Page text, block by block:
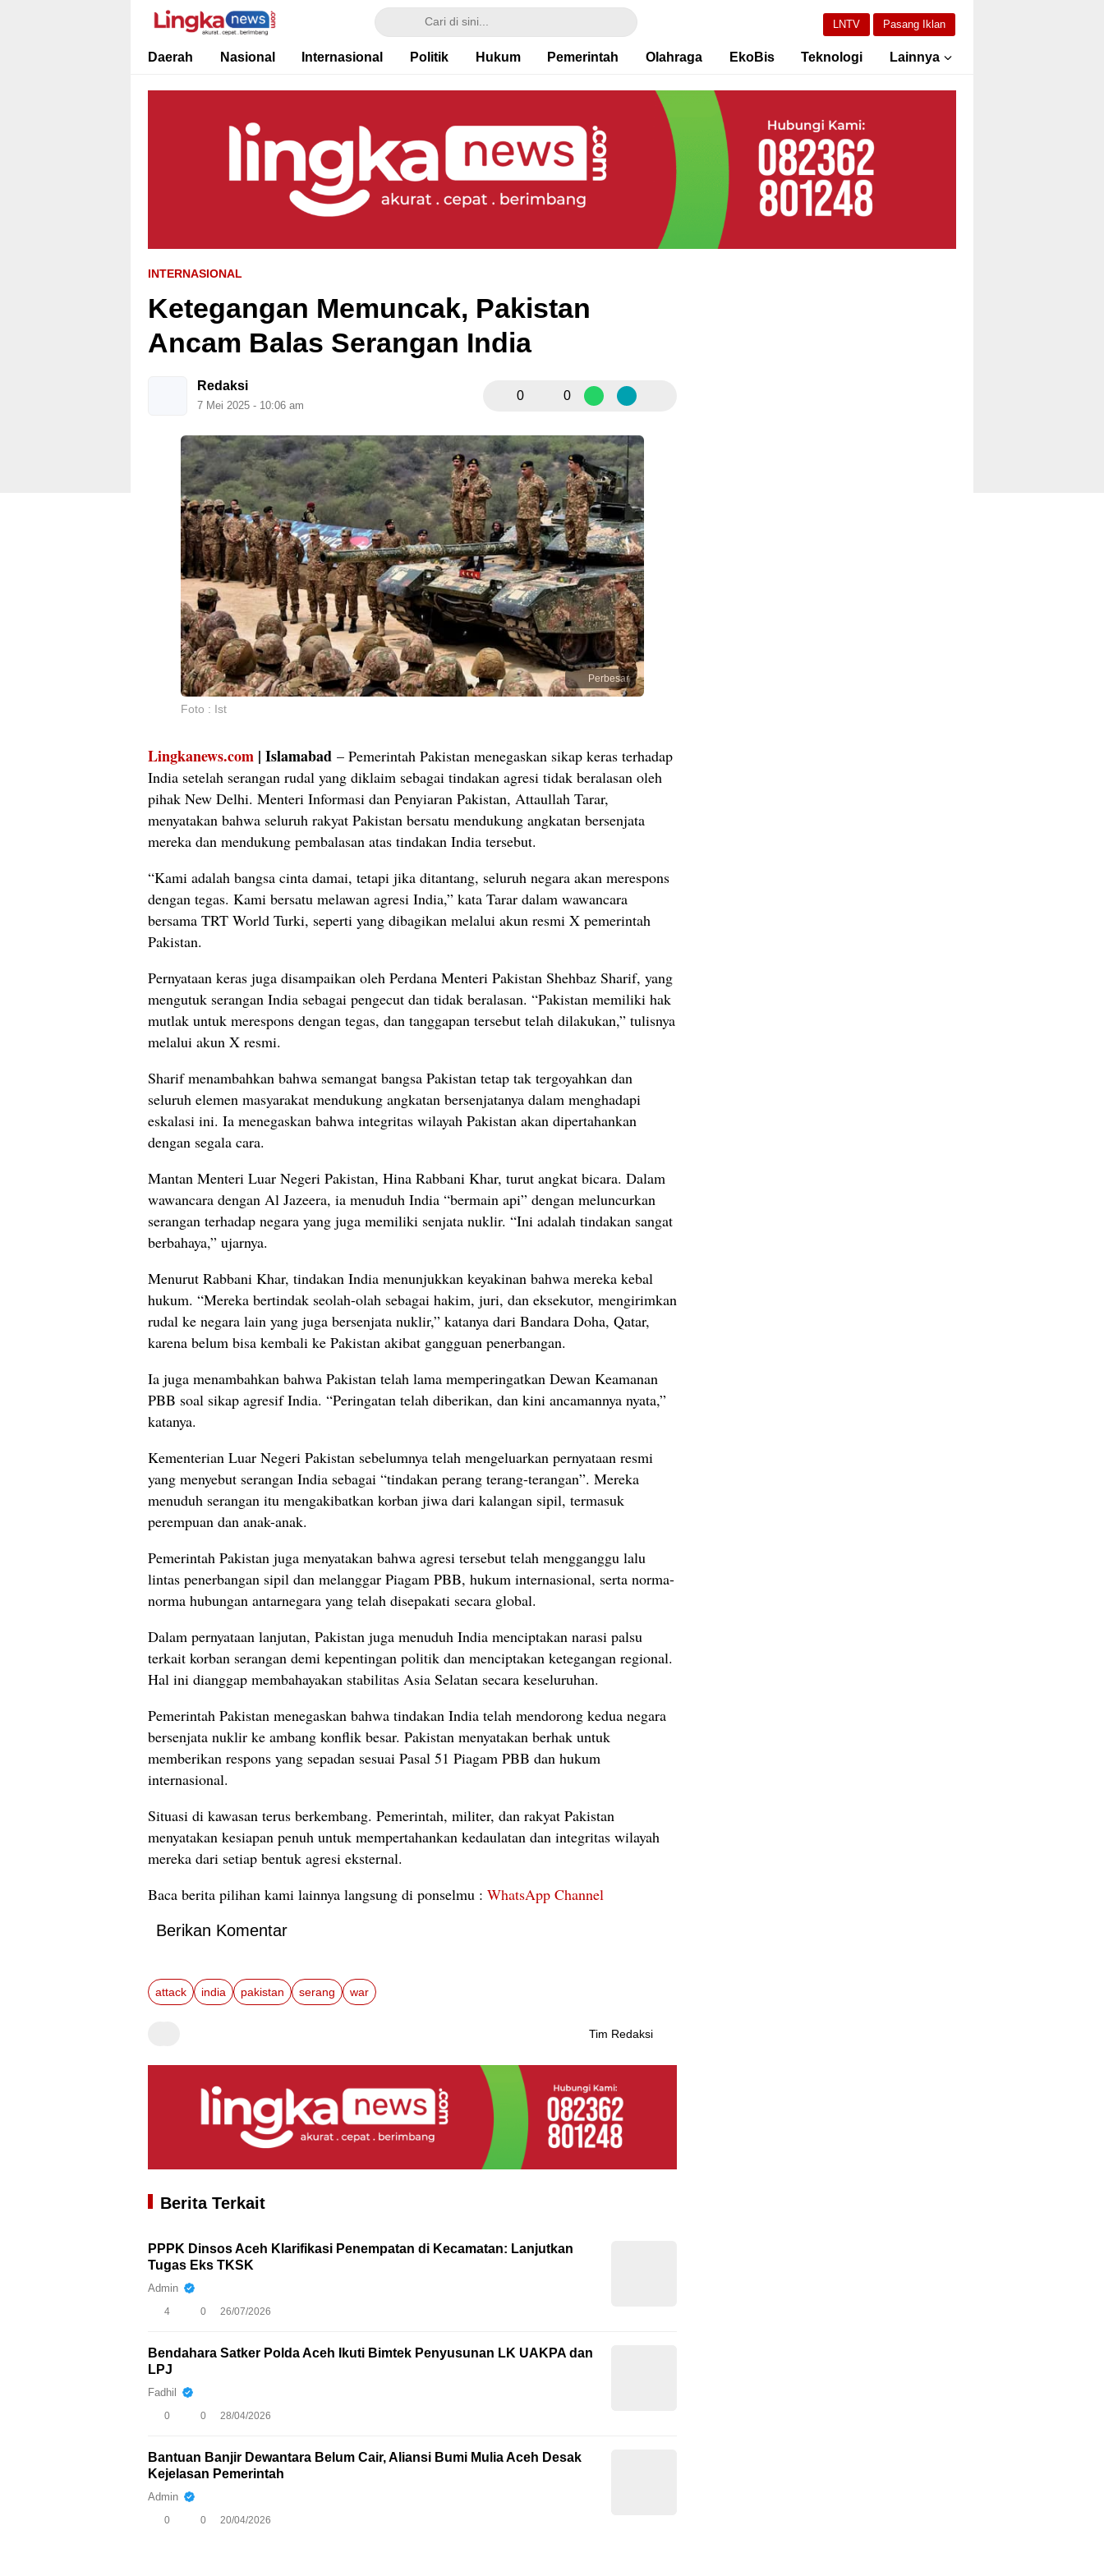
Lingkanews
Akurat. Cepat & Berimbang
LNTV Pasang Iklan
Daerah Nasional Internasional Politik Hukum Pemerintah Olahraga EkoBis Teknologi Lainnya
INTERNASIONAL
Ketegangan Memuncak, Pakistan
Ancam Balas Serangan India
Redaksi
7 Mei 2025 - 10:06 am
0 0
Perbesar
Foto : Ist
Lingkanews.com | Islamabad – Pemerintah Pakistan menegaskan sikap keras terhadap
India setelah serangan rudal yang diklaim sebagai tindakan agresi tidak beralasan oleh
pihak New Delhi. Menteri Informasi dan Penyiaran Pakistan, Attaullah Tarar,
menyatakan bahwa seluruh rakyat Pakistan bersatu mendukung angkatan bersenjata
mereka dan mendukung pembalasan atas tindakan India tersebut.
“Kami adalah bangsa cinta damai, tetapi jika ditantang, seluruh negara akan merespons
dengan tegas. Kami bersatu melawan agresi India,” kata Tarar dalam wawancara
bersama TRT World Turki, seperti yang dibagikan melalui akun resmi X pemerintah
Pakistan.
Pernyataan keras juga disampaikan oleh Perdana Menteri Pakistan Shehbaz Sharif, yang
mengutuk serangan India sebagai pengecut dan tidak beralasan. “Pakistan memiliki hak
mutlak untuk merespons dengan tegas, dan tanggapan tersebut telah dilakukan,” tulisnya
melalui akun X resmi.
Sharifmenambahkan bahwa semangat bangsa Pakistan tetap tak tergoyahkan dan
seluruh elemen masyarakat mendukung angkatan bersenjatanya dalam menghadapi
eskalasi ini. Ia menegaskan bahwa integritas wilayah Pakistan akan dipertahankan
dengan segala cara.
Mantan Menteri Luar Negeri Pakistan, Hina Rabbani Khar, turut angkat bicara. Dalam
wawancara dengan Al Jazeera, ia menuduh India “bermain api” dengan meluncurkan
serangan terhadap negara yang juga memiliki senjata nuklir. “Ini adalah tindakan sangat
berbahaya,” ujarnya.
Menurut Rabbani Khar, tindakan India menunjukkan keyakinan bahwa mereka kebal
hukum. “Mereka bertindak seolah-olah sebagai hakim, juri, dan eksekutor, mengirimkan
rudal ke negara lain yang juga bersenjata nuklir,” katanya dari Bandara Doha, Qatar,
karena belum bisa kembali ke Pakistan akibat gangguan penerbangan.
Ia juga menambahkan bahwa Pakistan telah lama memperingatkan Dewan Keamanan
PBB soal sikap agresifIndia. “Peringatan telah diberikan, dan kini ancamannya nyata,”
katanya.
Kementerian Luar Negeri Pakistan sebelumnya telah mengeluarkan pernyataan resmi
yang menyebut serangan India sebagai “tindakan perang terang-terangan”. Mereka
menuduh serangan itu mengakibatkan korban jiwa dari kalangan sipil, termasuk
perempuan dan anak-anak.
Pemerintah Pakistan juga menyatakan bahwa agresi tersebut telah mengganggu lalu
lintas penerbangan sipil dan melanggar Piagam PBB, hukum internasional, serta norma-
norma hubungan antarnegara yang telah disepakati secara global.
Dalam pernyataan lanjutan, Pakistan juga menuduh India menciptakan narasi palsu
terkait korban serangan demi kepentingan politik dan menciptakan ketegangan regional.
Hal ini dianggap membahayakan stabilitas Asia Selatan secara keseluruhan.
Pemerintah Pakistan menegaskan bahwa tindakan India telah mendorong kedua negara
bersenjata nuklir ke ambang konflik besar. Pakistan menyatakan berhak untuk
memberikan respons yang sepadan sesuai Pasal 51 Piagam PBB dan hukum
internasional.
Situasi di kawasan terus berkembang. Pemerintah, militer, dan rakyat Pakistan
menyatakan kesiapan penuh untuk mempertahankan kedaulatan dan integritas wilayah
mereka dari setiap bentuk agresi eksternal.
Baca berita pilihan kami lainnya langsung di ponselmu : WhatsApp Channel
Berikan Komentar
attack india pakistan serang war
Tim Redaksi
Berita Terkait
PPPK Dinsos Aceh Klarifikasi Penempatan di Kecamatan: Lanjutkan
Tugas Eks TKSK
Admin
4 0 26/07/2026
Bendahara Satker Polda Aceh Ikuti Bimtek Penyusunan LK UAKPA dan
LPJ
Fadhil
0 0 28/04/2026
Bantuan Banjir Dewantara Belum Cair, Aliansi Bumi Mulia Aceh Desak
Kejelasan Pemerintah
Admin
0 0 20/04/2026